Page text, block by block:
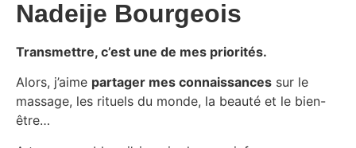
Nadeije Bourgeois
Transmettre, c’est une de mes priorités.
Alors, j’aime partager mes connaissances sur le
massage, les rituels du monde, la beauté et le bien-
être…